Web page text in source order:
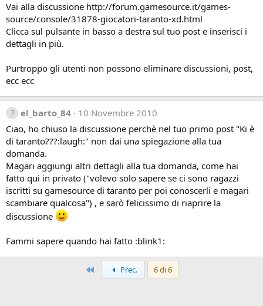
Vai alla discussione http://forum.gamesource.it/games-
source/console/31878-giocatori-taranto-xd.html
Clicca sul pulsante in basso a destra sul tuo post e inserisci i
dettagli in più.
Purtroppo gli utenti non possono eliminare discussioni, post,
ecc ecc
el_barto_84
10 Novembre 2010
Ciao, ho chiuso la discussione perchè nel tuo primo post "Ki è
di taranto???:laugh:" non dai una spiegazione alla tua
domanda.
Magari aggiungi altri dettagli alla tua domanda, come hai
fatto qui in privato ("volevo solo sapere se ci sono ragazzi
iscritti su gamesource di taranto per poi conoscerli e magari
scambiare qualcosa") , e sarò felicissimo di riaprire la
discussione
Fammi sapere quando hai fatto :blink1:
Primo Prec. 6 di 6